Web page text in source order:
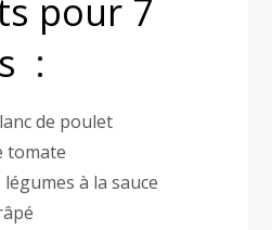
pour 7
:
de poulet
tomate
à la sauce